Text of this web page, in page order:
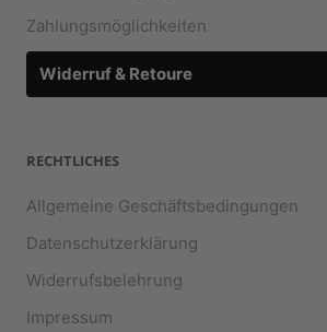
Zahlungsmöglichkeiten
Widerruf & Retoure
RECHTLICHES
Allgemeine Geschäftsbedingungen
Datenschutzerklärung
Widerrufsbelehrung
Impressum